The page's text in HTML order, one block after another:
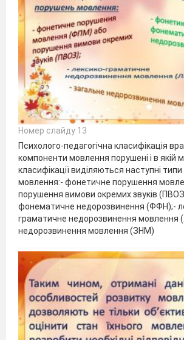
Номер слайду 13
Психолого-педагогічна класифікація
компоненти мовлення порушені і в якій
класифікації виділяються наступні
мовлення:- фонетичне порушення
порушення вимови окремих звуків
фонематичне недорозвинення (ФФН);-
граматичне недорозвинення мовлення
недорозвинення мовлення (ЗНМ)